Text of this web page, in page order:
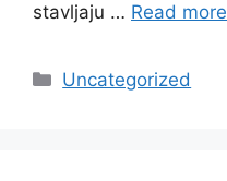
stavljaju … Read more
Categories
Uncategorized